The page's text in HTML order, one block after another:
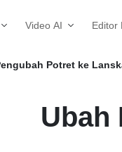
Video AI Editor
Potret ke
Ubah